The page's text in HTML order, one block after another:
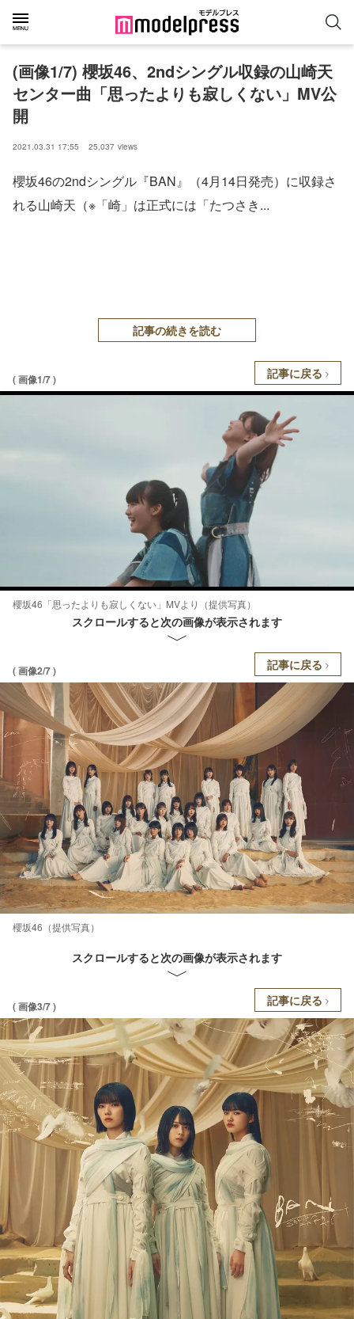
(画像1/7) 櫻坂46、2ndシングル収録の山崎天
センター曲「思ったよりも寂しくない」MV公
開
2021.03.31 17:55 25,037 views
櫻坂46の2ndシングル『BAN』（4月14日発売）に収録さ
れる山崎天（※「崎」は正式には「たつさき...
記事の続きを読む
( 画像1/7 ) 記事に戻る
櫻坂46「思ったよりも寂しくない」MVより（提供写真）
スクロールすると次の画像が表示されます
( 画像2/7 ) 記事に戻る
櫻坂46（提供写真）
スクロールすると次の画像が表示されます
( 画像3/7 ) 記事に戻る